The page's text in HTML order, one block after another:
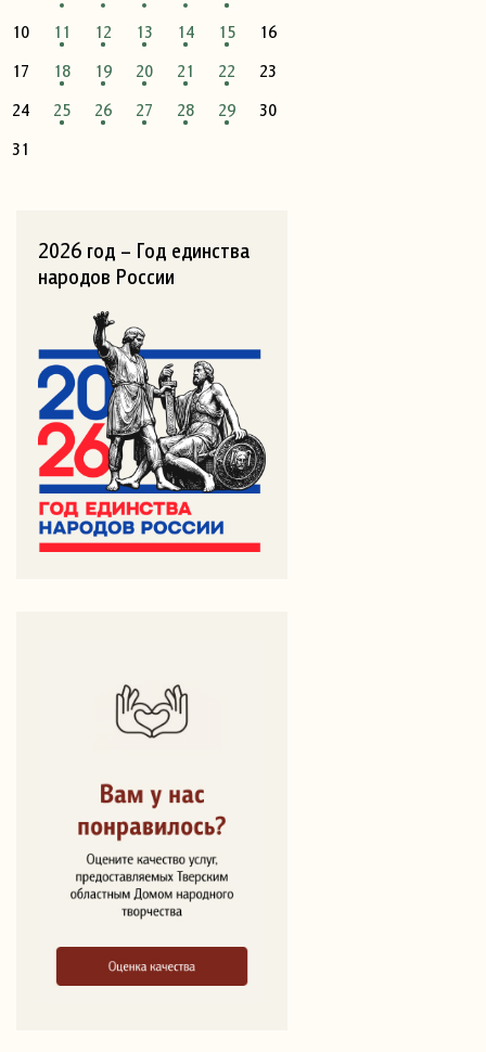
10
11 12 13 14 15
16
17
18 19 20 21 22
23
24
25 26 27 28 29
30
31
2026 год – Год единства
народов России